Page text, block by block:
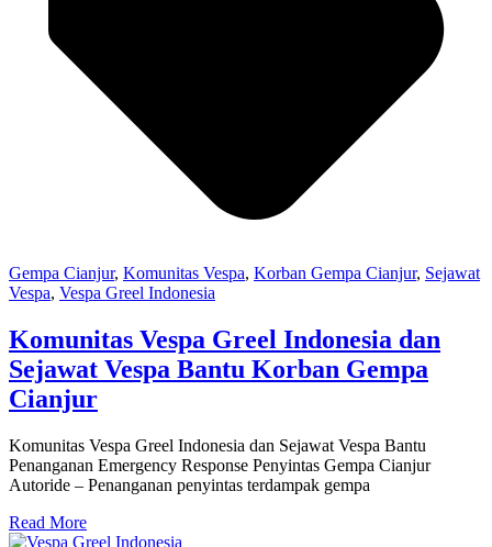
Gempa Cianjur, Komunitas Vespa, Korban Gempa Cianjur, Sejawat
Vespa, Vespa Greel Indonesia
Komunitas Vespa Greel Indonesia dan
Sejawat Vespa Bantu Korban Gempa
Cianjur
Komunitas Vespa Greel Indonesia dan Sejawat Vespa Bantu
Penanganan Emergency Response Penyintas Gempa Cianjur
Autoride – Penanganan penyintas terdampak gempa
Read More